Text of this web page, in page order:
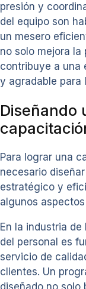
presión y
del equipo son
un mesero
no solo mejora
contribuye a una
y agradable para
Diseñando
Para lograr una
necesario
estratégico y
algunos
En la industria
del personal es
servicio de
clientes. Un